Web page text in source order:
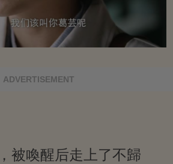
ADVERTISEMENT
被喚醒后走上了不歸